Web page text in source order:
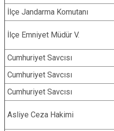
İlçe Jandarma Komutanı
İlçe Emniyet Müdür V.
Cumhuriyet Savcısı
Cumhuriyet Savcısı
Cumhuriyet Savcısı
Asliye Ceza Hakimi